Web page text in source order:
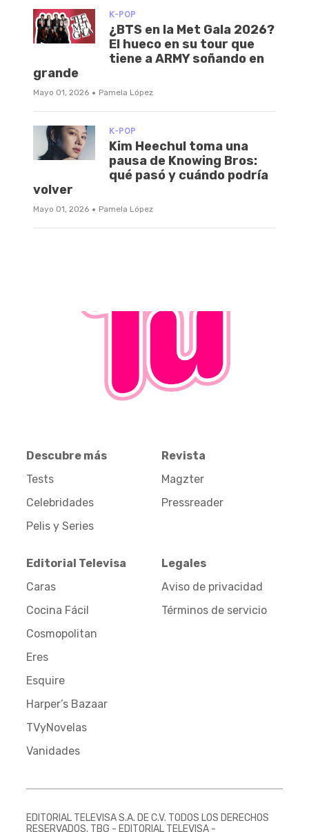
K-POP
¿BTS en la Met Gala 2026?
El hueco en su tour que
tiene a ARMY soñando en
grande
Mayo 01, 2026 · Pamela López
K-POP
Kim Heechul toma una
pausa de Knowing Bros:
qué pasó y cuándo podría
volver
Mayo 01, 2026 · Pamela López
Descubre más
Tests
Celebridades
Pelis y Series
Revista
Magzter
Pressreader
Editorial Televisa
Caras
Cocina Fácil
Cosmopolitan
Eres
Esquire
Harper’s Bazaar
TVyNovelas
Vanidades
Legales
Aviso de privacidad
Términos de servicio
EDITORIAL TELEVISA S.A. DE C.V. TODOS LOS DERECHOS
RESERVADOS. TBG - EDITORIAL TELEVISA -